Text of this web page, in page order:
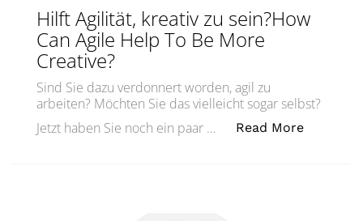
Hilft Agilität, kreativ zu sein?How
Can Agile Help To Be More
Creative?
Sind Sie dazu verdonnert worden, agil zu
arbeiten? Möchten Sie das vielleicht sogar selbst?
Jetzt haben Sie noch ein paar …
Read More„Hilft